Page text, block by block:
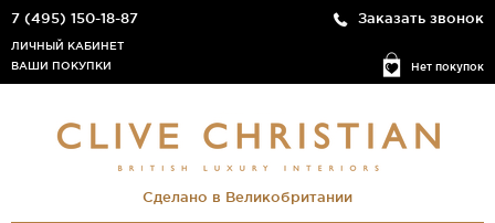
7 (495) 150-18-87 Заказать звонок
Нет покупок
ЛИЧНЫЙ КАБИНЕТ
ВАШИ ПОКУПКИ
Сделано в Великобритании